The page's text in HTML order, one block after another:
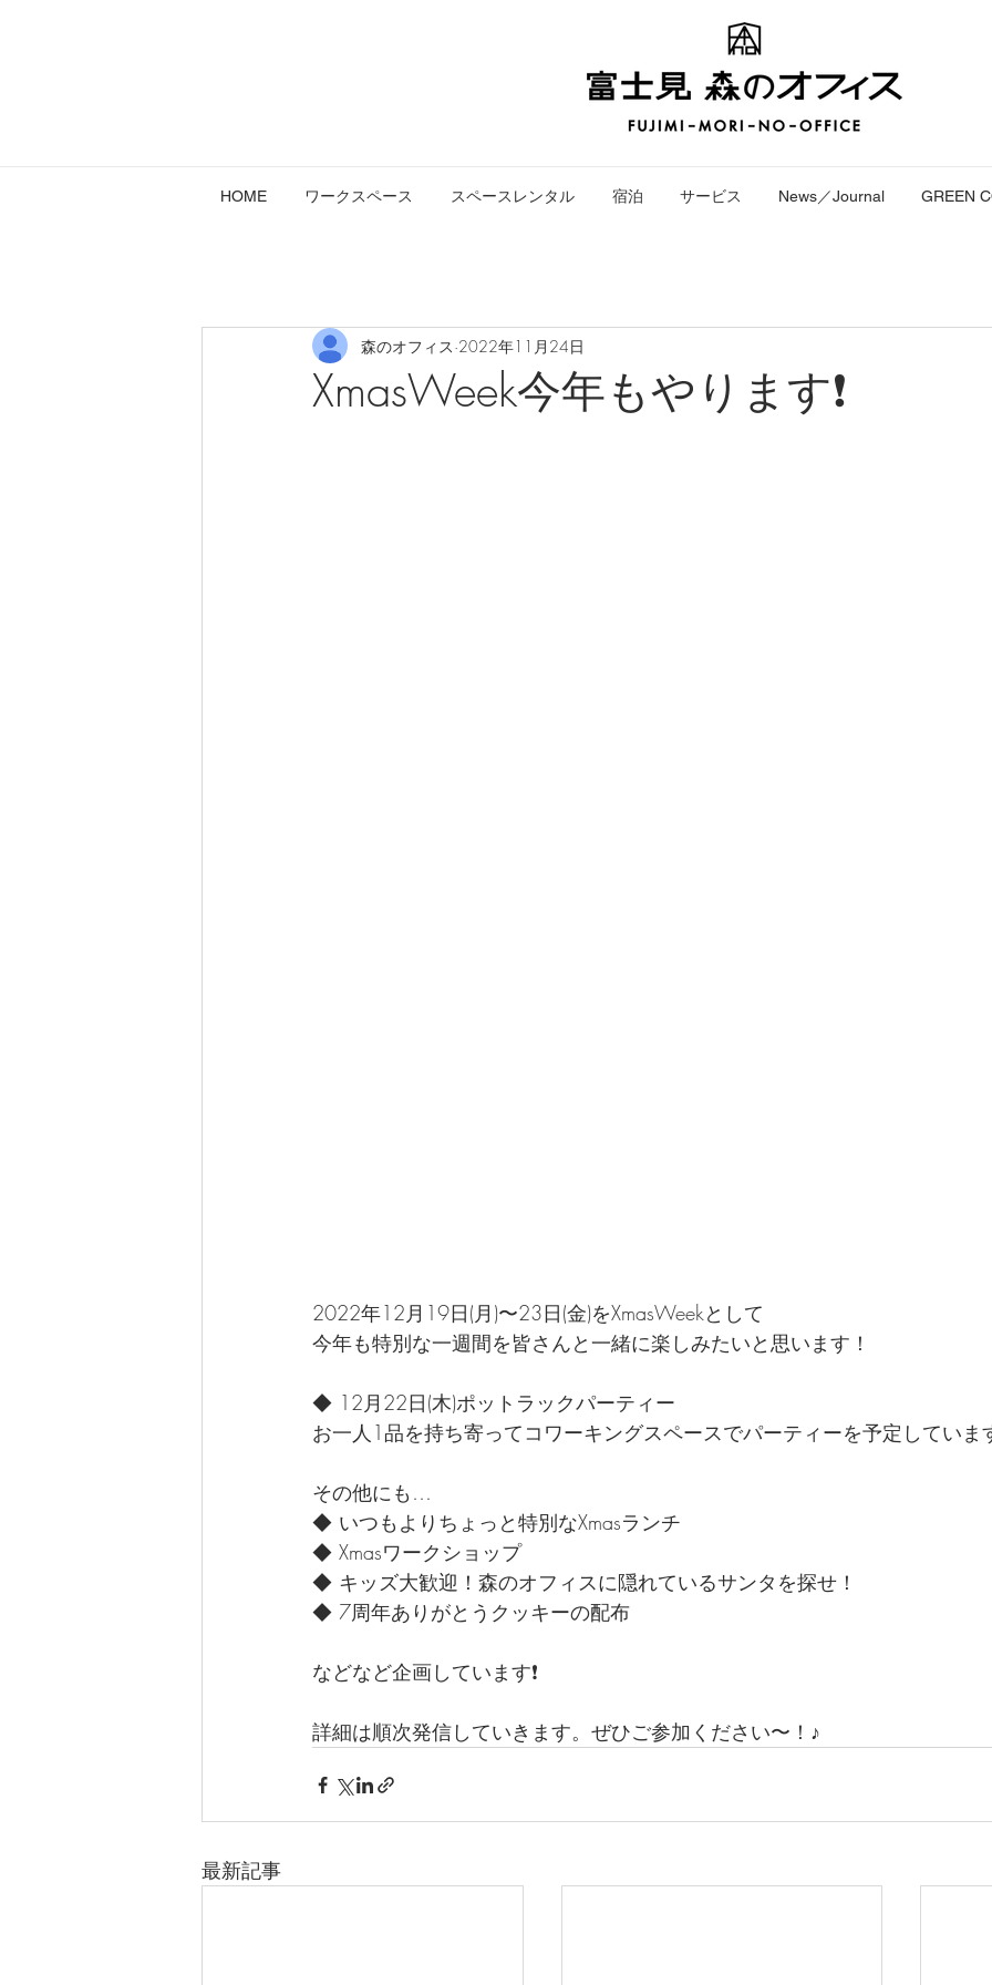
HOME ワークスペース スペースレンタル 宿泊 サービス News／Journal GREEN
XmasWeek今年もやります❗️
森のオフィス 2022年11月24日
2022年12月19日(月)〜23日(金)をXmasWeekとして
今年も特別な一週間を皆さんと一緒に楽しみたいと思います！
◆ 12月22日(木)ポットラックパーティー
お一人1品を持ち寄ってコワーキングスペースでパーティーを予定していま
その他にも…
◆ いつもよりちょっと特別なXmasランチ
◆ Xmasワークショップ
◆ キッズ大歓迎！森のオフィスに隠れているサンタを探せ！
◆ 7周年ありがとうクッキーの配布
などなど企画しています❗️
詳細は順次発信していきます。ぜひご参加ください〜！♪
最新記事